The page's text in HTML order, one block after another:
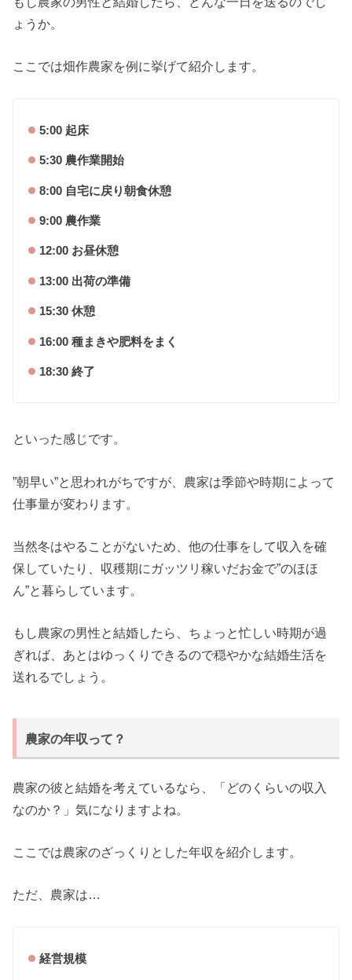
ょうか。
ここでは畑作農家を例に挙げて紹介します。
5:00 起床
5:30 農作業開始
8:00 自宅に戻り朝食休憩
9:00 農作業
12:00 お昼休憩
13:00 出荷の準備
15:30 休憩
16:00 種まきや肥料をまく
18:30 終了
といった感じです。
”朝早い”と思われがちですが、農家は季節や時期によって
仕事量が変わります。
当然冬はやることがないため、他の仕事をして収入を確
保していたり、収穫期にガッツリ稼いだお金で”のほほ
ん”と暮らしています。
もし農家の男性と結婚したら、ちょっと忙しい時期が過
ぎれば、あとはゆっくりできるので穏やかな結婚生活を
送れるでしょう。
農家の年収って？
農家の彼と結婚を考えているなら、「どのくらいの収入
なのか？」気になりますよね。
ここでは農家のざっくりとした年収を紹介します。
ただ、農家は…
経営規模